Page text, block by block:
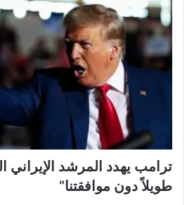
ترامب يهدد المرشد الإيراني
طويلاً دون موافقتنا”